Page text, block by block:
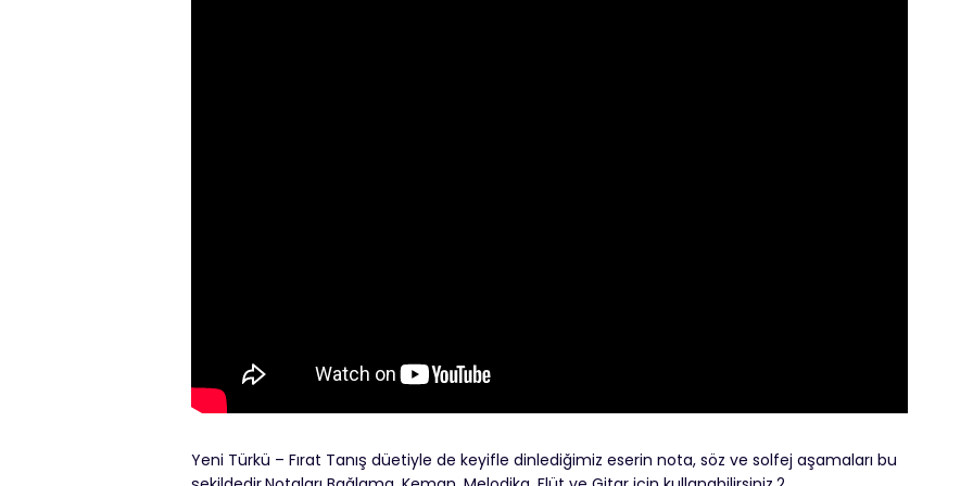
Yeni Türkü – Fırat Tanış düetiyle de keyifle dinlediğimiz eserin nota, söz ve solfej aşamaları bu